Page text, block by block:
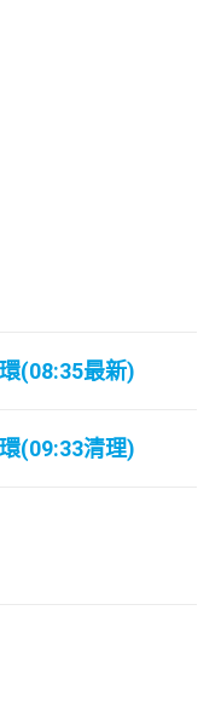
(08:35最新)
(09:33清理)